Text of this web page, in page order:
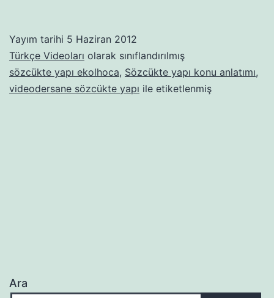
Yayım tarihi 5 Haziran 2012
Türkçe Videoları olarak sınıflandırılmış
sözcükte yapı ekolhoca, Sözcükte yapı konu anlatımı,
videodersane sözcükte yapı ile etiketlenmiş
Ara